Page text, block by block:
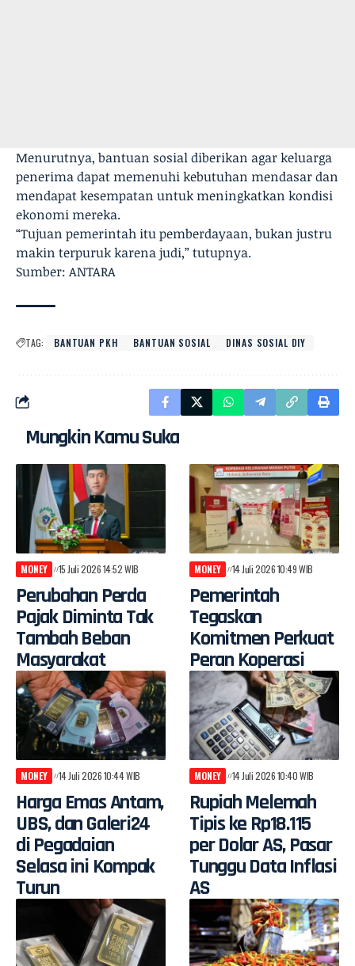
Menurutnya, bantuan sosial diberikan agar keluarga
penerima dapat memenuhi kebutuhan mendasar dan
mendapat kesempatan untuk meningkatkan kondisi
ekonomi mereka.
“Tujuan pemerintah itu pemberdayaan, bukan justru
makin terpuruk karena judi,” tutupnya.
Sumber: ANTARA
TAG: BANTUAN PKH BANTUAN SOSIAL DINAS SOSIAL DIY
Mungkin Kamu Suka
MONEY 15 Juli 2026 14:52 WIB
Perubahan Perda
Pajak Diminta Tak
Tambah Beban
Masyarakat
MONEY 14 Juli 2026 10:49 WIB
Pemerintah
Tegaskan
Komitmen Perkuat
Peran Koperasi
MONEY 14 Juli 2026 10:44 WIB
Harga Emas Antam,
UBS, dan Galeri24
di Pegadaian
Selasa ini Kompak
Turun
MONEY 14 Juli 2026 10:40 WIB
Rupiah Melemah
Tipis ke Rp18.115
per Dolar AS, Pasar
Tunggu Data Inflasi
AS